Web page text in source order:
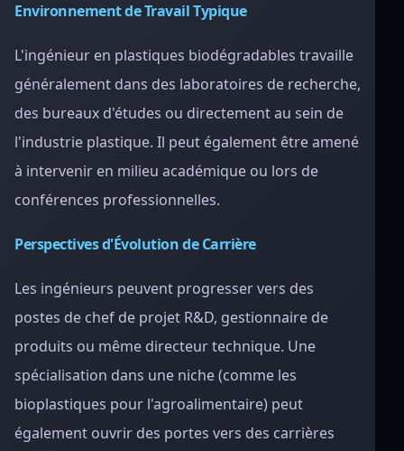
Environnement de Travail Typique
L'ingénieur en plastiques biodégradables travaille
généralement dans des laboratoires de recherche,
des bureaux d'études ou directement au sein de
l'industrie plastique. Il peut également être amené
à intervenir en milieu académique ou lors de
conférences professionnelles.
Perspectives d'Évolution de Carrière
Les ingénieurs peuvent progresser vers des
postes de chef de projet R&D, gestionnaire de
produits ou même directeur technique. Une
spécialisation dans une niche (comme les
bioplastiques pour l'agroalimentaire) peut
également ouvrir des portes vers des carrières